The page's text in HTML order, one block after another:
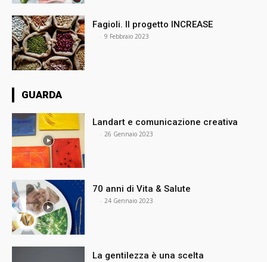
Fagioli. Il progetto INCREASE
- 9 Febbraio 2023
GUARDA
Landart e comunicazione creativa
- 26 Gennaio 2023
70 anni di Vita & Salute
- 24 Gennaio 2023
La gentilezza è una scelta